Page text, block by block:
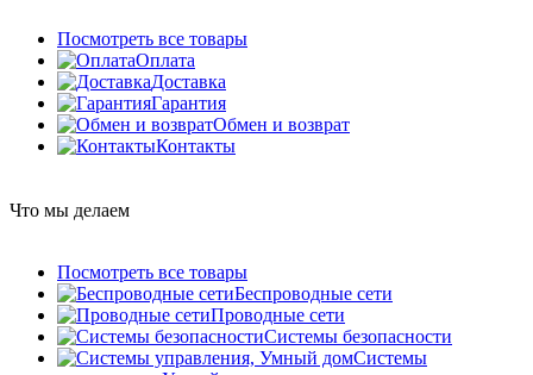
Посмотреть все товары
Оплата
Доставка
Гарантия
Обмен и возврат
Контакты
Что мы делаем
Посмотреть все товары
Беспроводные сети
Проводные сети
Системы безопасности
Системы